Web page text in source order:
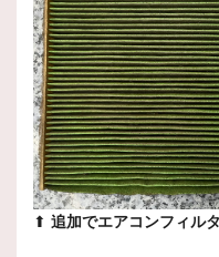
⬆︎ 追加でエアコンフィル